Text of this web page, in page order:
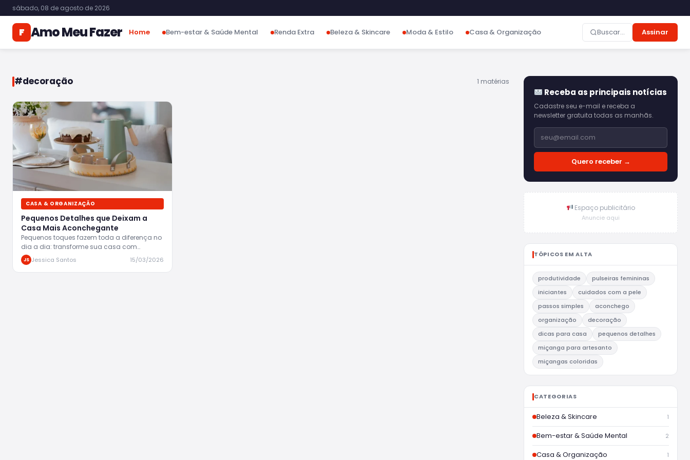
sábado, 08 de agosto de 2026
F Amo Meu Fazer Home Bem-estar & Saúde Mental Renda Extra Beleza & Skincare Moda & Estilo Casa & Organização Buscar... Assinar
#decoração 1 matérias
CASA & ORGANIZAÇÃO
Pequenos Detalhes que Deixam a
Casa Mais Aconchegante
Pequenos toques fazem toda a diferença no
dia a dia: transforme sua casa com
soluções simples e elegantes.…
JS Jessica Santos 15/03/2026
Receba as principais notícias
Cadastre seu e-mail e receba a
newsletter gratuita todas as manhãs.
Quero receber →
Espaço publicitário
Anuncie aqui
TÓPICOS EM ALTA
produtividade
pulseiras femininas
iniciantes
cuidados com a pele
passos simples
aconchego
organização
decoração
dicas para casa
pequenos detalhes
miçanga para artesanto
miçangas coloridas
CATEGORIAS
Beleza & Skincare 1
Bem-estar & Saúde Mental 2
Casa & Organização 1